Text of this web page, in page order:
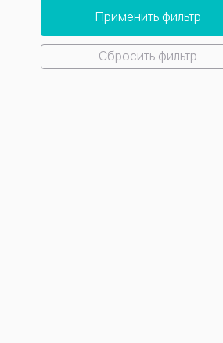
Применить фильтр
Сбросить фильтр